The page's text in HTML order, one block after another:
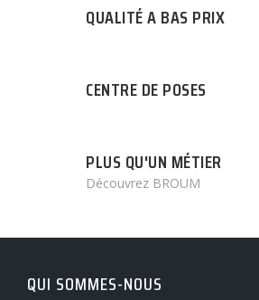
QUALITÉ A BAS PRIX
CENTRE DE POSES
PLUS QU'UN MÉTIER
Découvrez BROUM
QUI SOMMES-NOUS